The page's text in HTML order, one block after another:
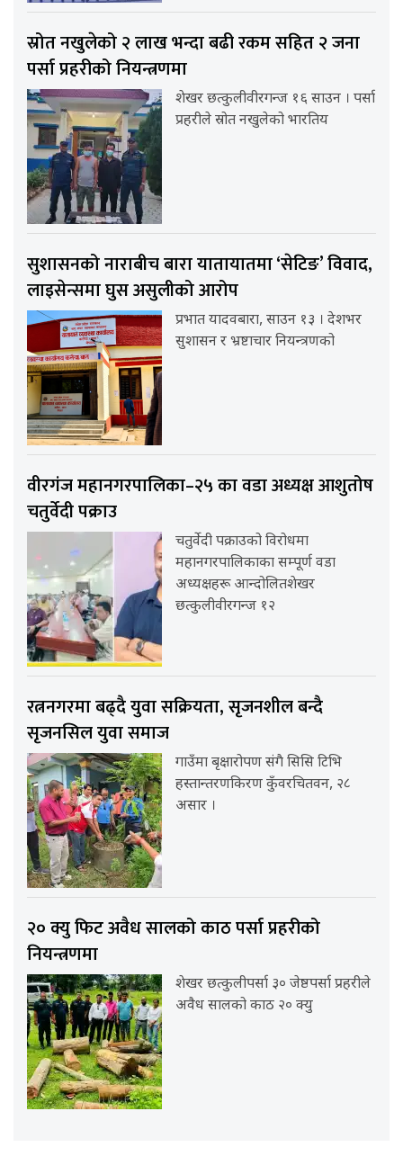
स्रोत नखुलेको २ लाख भन्दा बढी रकम सहित २ जना
पर्सा प्रहरीको नियन्त्रणमा
शेखर छत्कुलीवीरगन्ज १६ साउन । पर्सा
प्रहरीले स्रोत नखुलेको भारतिय
सुशासनको नाराबीच बारा यातायातमा ‘सेटिङ’ विवाद,
लाइसेन्समा घुस असुलीको आरोप
प्रभात यादवबारा, साउन १३ । देशभर
सुशासन र भ्रष्टाचार नियन्त्रणको
वीरगंज महानगरपालिका–२५ का वडा अध्यक्ष आशुतोष
चतुर्वेदी पक्राउ
चतुर्वेदी पक्राउको विरोधमा
महानगरपालिकाका सम्पूर्ण वडा
अध्यक्षहरू आन्दोलितशेखर
छत्कुलीवीरगन्ज १२
रत्ननगरमा बढ्दै युवा सक्रियता, सृजनशील बन्दै
सृजनसिल युवा समाज
गाउँमा बृक्षारोपण संगै सिसि टिभि
हस्तान्तरणकिरण कुँवरचितवन, २८
असार ।
२० क्यु फिट अवैध सालको काठ पर्सा प्रहरीको
नियन्त्रणमा
शेखर छत्कुलीपर्सा ३० जेष्ठपर्सा प्रहरीले
अवैध सालको काठ २० क्यु